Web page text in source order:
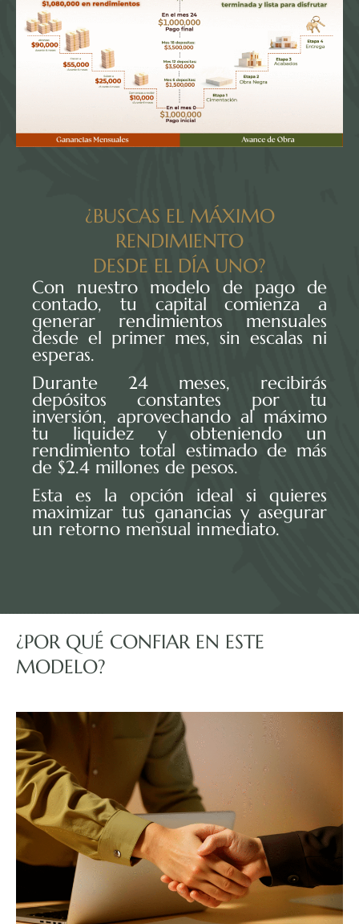
¿BUSCAS EL MÁXIMO
RENDIMIENTO
DESDE EL DÍA UNO?
Con nuestro modelo de pago de
contado, tu capital comienza a
generar rendimientos mensuales
desde el primer mes, sin escalas ni
esperas.
Durante 24 meses, recibirás
depósitos constantes por tu
inversión, aprovechando al máximo
tu liquidez y obteniendo un
rendimiento total estimado de más
de $2.4 millones de pesos.
Esta es la opción ideal si quieres
maximizar tus ganancias y asegurar
un retorno mensual inmediato.
¿POR QUÉ CONFIAR EN ESTE
MODELO?